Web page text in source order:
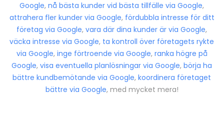
Google, nå bästa kunder vid bästa tillfälle via Google,
attrahera fler kunder via Google, fördubbla intresse för ditt
företag via Google, vara där dina kunder är via Google,
väcka intresse via Google, ta kontroll över företagets rykte
via Google, inge förtroende via Google, ranka högre på
Google, visa eventuella planlösningar via Google, börja ha
bättre kundbemötande via Google, koordinera företaget
bättre via Google, med mycket mera!